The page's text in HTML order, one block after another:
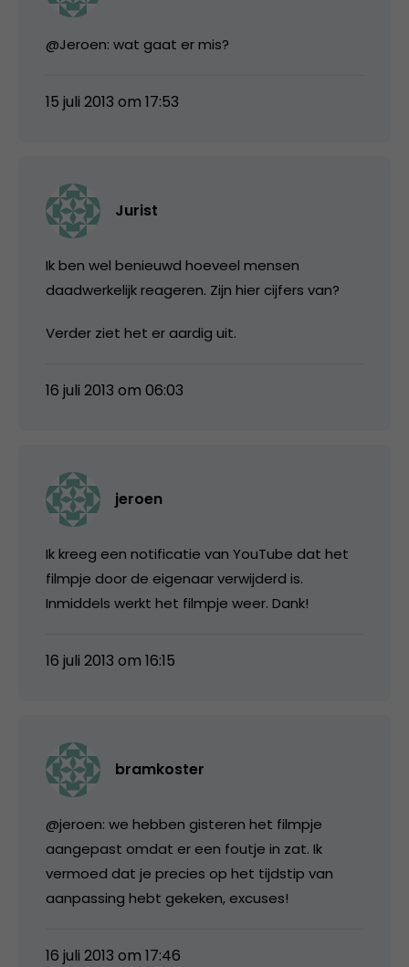
@Jeroen: wat gaat er mis?
15 juli 2013 om 17:53
Jurist
Ik ben wel benieuwd hoeveel mensen
daadwerkelijk reageren. Zijn hier cijfers van?
Verder ziet het er aardig uit.
16 juli 2013 om 06:03
jeroen
Ik kreeg een notificatie van YouTube dat het
filmpje door de eigenaar verwijderd is.
Inmiddels werkt het filmpje weer. Dank!
16 juli 2013 om 16:15
bramkoster
@jeroen: we hebben gisteren het filmpje
aangepast omdat er een foutje in zat. Ik
vermoed dat je precies op het tijdstip van
aanpassing hebt gekeken, excuses!
16 juli 2013 om 17:46